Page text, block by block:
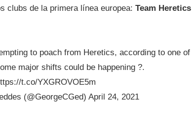
clubs de la primera línea europea: Team Heretics
to poach from Heretics, according to one of
major shifts could be happening ?.
t.co/YXGROVOE5m
(@GeorgeCGed) April 24, 2021